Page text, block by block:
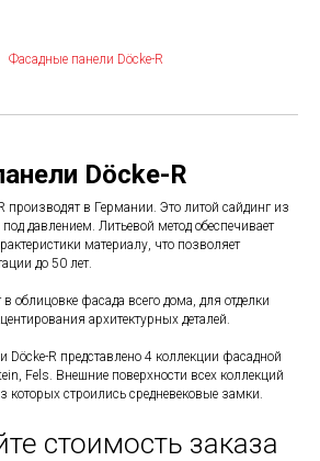
Фасадные панели Döcke-R
Döcke-R
производят в Германии. Это литой сайдинг из
давлением. Литьевой метод обеспечивает
материалу, что позволяет
до 50 лет.
облицовке фасада всего дома, для отделки
архитектурных деталей.
Döcke-R представлено 4 коллекции фасадной
Fels. Внешние поверхности всех коллекций
которых строились средневековые замки.
стоимость заказа